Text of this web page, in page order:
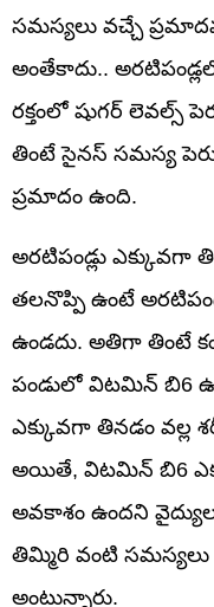
సమస్యలు వచ్చే
అంతేకాదు..
రక్తంలో షుగర్ లెవల్స్
తింటే సైనస్ సమస్య
ప్రమాదం ఉంది.
అరటిపండ్లు ఎక్కువగా
తలనొప్పి ఉంటే
ఉండదు. అతిగా తింటే
పండులో విటమిన్ బి6
ఎక్కువగా తినడం వల్ల
అయితే, విటమిన్ బి6
అవకాశం ఉందని
తిమ్మిరి వంటి సమస్యలు
అంటున్నారు.